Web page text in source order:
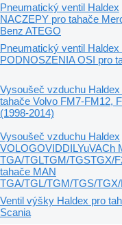
Pneumatický ventil Haldex
NACZEPY pro tahače
Benz ATEGO
Pneumatický ventil Haldex
PODNOSZENIA OSI pro
Vysoušeč vzduchu Haldex
tahače Volvo FM7-FM12,
(1998-2014)
Vysoušeč vzduchu Haldex
VOLOGOVIDDILYuVACh
TGA/TGLTGM/TGSTGX/
tahače MAN
TGA/TGL/TGM/TGS/
Ventil výšky Haldex pro
Scania